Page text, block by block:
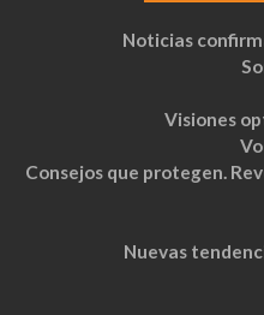
Noticias
Visiones
Consejos que protegen.
Nuevas